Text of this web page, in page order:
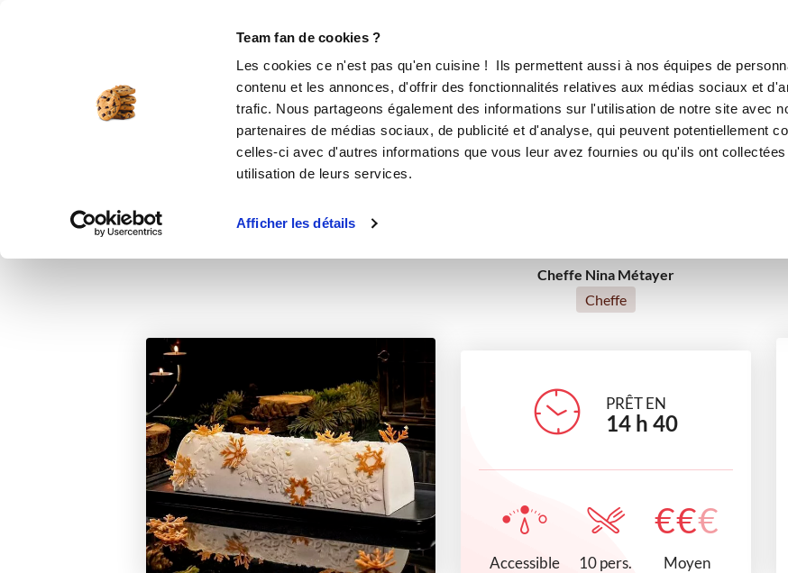
Team fan de cookies ?
Les cookies ce n'est pas qu'en cuisine ! Ils permettent aussi à nos équipes de
contenu et les annonces, d'offrir des fonctionnalités relatives aux médias sociaux et
trafic. Nous partageons également des informations sur l'utilisation de notre site avec
partenaires de médias sociaux, de publicité et d'analyse, qui peuvent potentiellement
celles-ci avec d'autres informations que vous leur avez fournies ou qu'ils ont
utilisation de leurs services.
Afficher les détails
Bûche flocons mangue, mandarine
desserts Pour recevoir
Cheffe Nina Métayer
Cheffe
PRÊT EN
14 h 40
Accessible 10 pers.
€€€
Moyen